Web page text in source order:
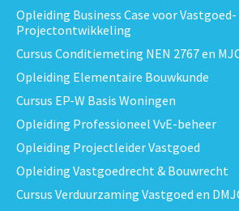
Opleiding Business Case voor Vastgoed-
Projectontwikkeling
Cursus Conditiemeting NEN 2767 en
Opleiding Elementaire Bouwkunde
Cursus EP-W Basis Woningen
Opleiding Professioneel VvE-beheer
Opleiding Projectleider Vastgoed
Opleiding Vastgoedrecht & Bouwrecht
Cursus Verduurzaming Vastgoed en